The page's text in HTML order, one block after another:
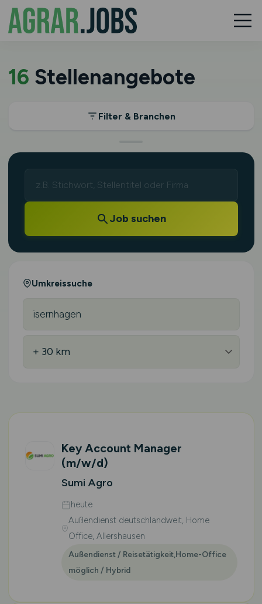
16 Stellenangebote
Filter & Branchen
Job suchen
Umkreissuche
Key Account Manager
(m/w/d)
Sumi Agro
heute
Außendienst deutschlandweit, Home
Office, Allershausen
Außendienst / Reisetätigkeit,Home-Office
möglich / Hybrid